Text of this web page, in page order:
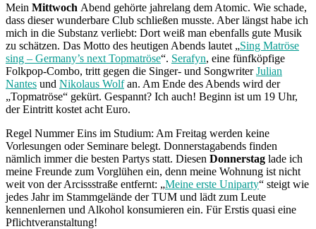
Mein Mittwoch Abend gehörte jahrelang dem Atomic. Wie schade,
dass dieser wunderbare Club schließen musste. Aber längst habe ich
mich in die Substanz verliebt: Dort weiß man ebenfalls gute Musik
zu schätzen. Das Motto des heutigen Abends lautet „Sing Matröse
sing – Germany’s next Topmatröse“. Serafyn, eine fünfköpfige
Folkpop-Combo, tritt gegen die Singer- und SongwriterJulian
Nantes und Nikolaus Wolfan. Am Ende des Abends wird der
„Topmatröse“ gekürt. Gespannt? Ich auch! Beginn ist um 19 Uhr,
der Eintritt kostet acht Euro.
Regel Nummer Eins im Studium: Am Freitag werden keine
Vorlesungen oder Seminare belegt. Donnerstagabends finden
nämlich immer die besten Partys statt. Diesen Donnerstag lade ich
meine Freunde zum Vorglühen ein, denn meine Wohnung ist nicht
weit von der Arcissstraße entfernt: „Meine erste Uniparty“ steigt wie
jedes Jahr im Stammgelände der TUM und lädt zum Leute
kennenlernen und Alkohol konsumieren ein. Für Erstis quasi eine
Pflichtveranstaltung!